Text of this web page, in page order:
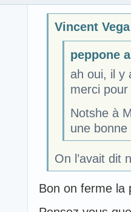
Vincent
peppone
ah oui, il y
merci
Notshe à
une
On l’avait dit
Bon on ferme la